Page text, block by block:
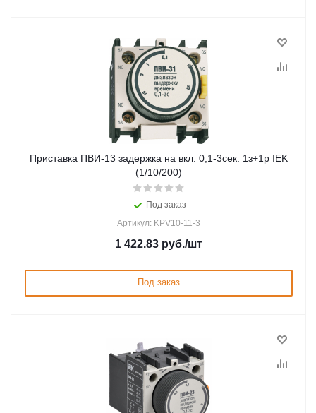
Приставка ПВИ-13 задержка на вкл. 0,1-3сек. 1з+1р IEK
(1/10/200)
Под заказ
Артикул: KPV10-11-3
1 422.83 руб./шт
Под заказ